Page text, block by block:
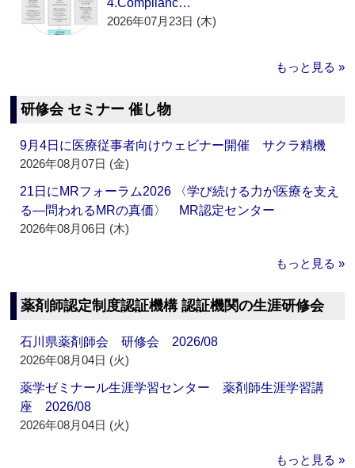
4.Complianc…
2026年07月23日 (木)
もっと見る »
研修会 セミナー 催し物
9月4日に医療従事者向けウェビナー開催 サクラ精機
2026年08月07日 (金)
21日にMRフォーラム2026 〈学び続ける力が医療を支え
る―問われるMRの真価〉 MR認定センター
2026年08月06日 (木)
もっと見る »
薬剤師認定制度認証機構 認証機関の生涯研修会
石川県薬剤師会 研修会 2026/08
2026年08月04日 (火)
薬学ゼミナール生涯学習センター 薬剤師生涯学習講
座 2026/08
2026年08月04日 (火)
もっと見る »